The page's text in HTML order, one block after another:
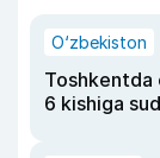
O‘zbekiston
Toshkentda
6 kishiga